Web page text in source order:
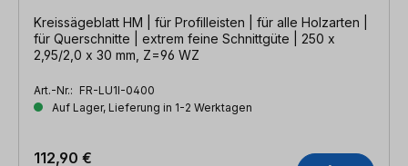
Kreissägeblatt HM | für Profilleisten | für alle Holzarten |
für Querschnitte | extrem feine Schnittgüte | 250 x
2,95/2,0 x 30 mm, Z=96 WZ
Art.-Nr.: FR-LU1I-0400
Auf Lager, Lieferung in 1-2 Werktagen
112,90 €